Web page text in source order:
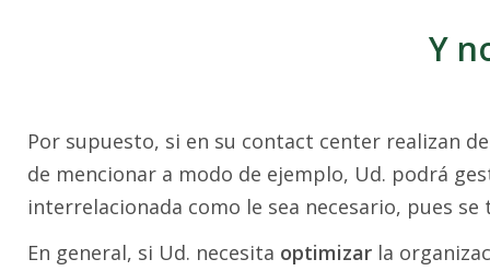
Y
Por supuesto, si en su contact center realizan
de mencionar a modo de ejemplo, Ud. podrá
interrelacionada como le sea necesario, pues
En general, si Ud. necesita optimizar la